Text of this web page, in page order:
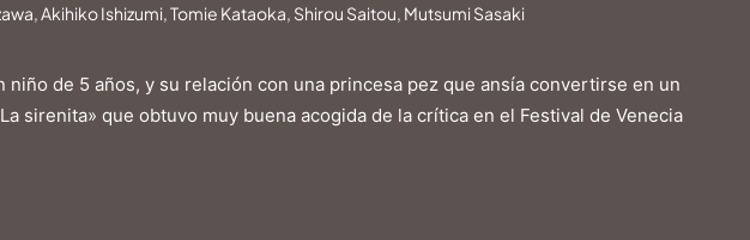
Akihiko Ishizumi, Tomie Kataoka, Shirou Saitou, Mutsumi Sasaki
niño de 5 años, y su relación con una princesa pez que ansía convertirse en un
sirenita» que obtuvo muy buena acogida de la crítica en el Festival de Venecia